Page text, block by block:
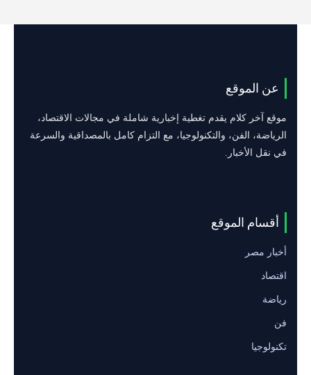
عن الموقع
موقع آخر كلام يقدم تغطية إخبارية شاملة في مجالات الاقتصاد،
الرياضة، الفن، والتكنولوجيا، مع التزام كامل بالمصداقية والسرعة
في نقل الأخبار.
أقسام الموقع
أخبار مصر
اقتصاد
رياضة
فن
تكنولوجيا